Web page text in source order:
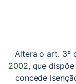
Altera o art. 3º
2002, que
concede